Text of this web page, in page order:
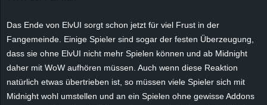
Das Ende von ElvUI sorgt schon jetzt für viel Frust in der
Fangemeinde. Einige Spieler sind sogar der festen Überzeugung,
dass sie ohne ElvUI nicht mehr Spielen können und ab Midnight
daher mit WoW aufhören müssen. Auch wenn diese Reaktion
natürlich etwas übertrieben ist, so müssen viele Spieler sich mit
Midnight wohl umstellen und an ein Spielen ohne gewisseAddons